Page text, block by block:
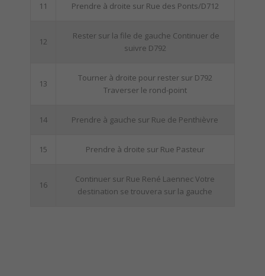
11 Prendre à droite sur Rue des Ponts/D712
12
Rester sur la file de gauche Continuer de
suivre D792
13
Tourner à droite pour rester sur D792
Traverser le rond-point
14 Prendre à gauche sur Rue de Penthièvre
15 Prendre à droite sur Rue Pasteur
16
Continuer sur Rue René Laennec Votre
destination se trouvera sur la gauche